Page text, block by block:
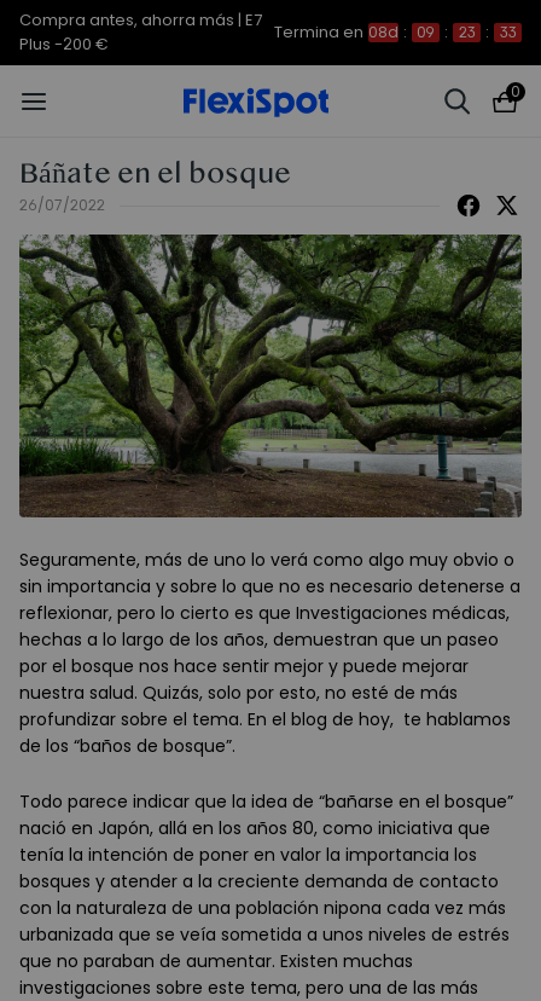
Compra antes, ahorra más | E7
Plus -200 €
Termina en 08d : 09 : 23 : 33
0
Báñate en el bosque
26/07/2022
Seguramente, más de uno lo verá como algo muy obvio o
sin importancia y sobre lo que no es necesario detenerse a
reflexionar, pero lo cierto es que Investigaciones médicas,
hechas a lo largo de los años, demuestran que un paseo
por el bosque nos hace sentir mejor y puede mejorar
nuestra salud. Quizás, solo por esto, no esté de más
profundizar sobre el tema. En el blog de hoy, te hablamos
de los “baños de bosque”.
Todo parece indicar que la idea de “bañarse en el bosque”
nació en Japón, allá en los años 80, como iniciativa que
tenía la intención de poner en valor la importancia los
bosques y atender a la creciente demanda de contacto
con la naturaleza de una población nipona cada vez más
urbanizada que se veía sometida a unos niveles de estrés
que no paraban de aumentar. Existen muchas
investigaciones sobre este tema, pero una de las más